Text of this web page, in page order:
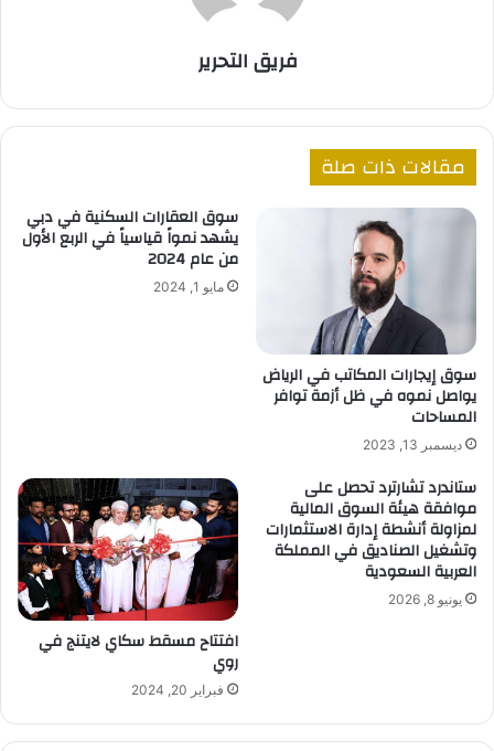
فريق التحرير
مقالات ذات صلة
سوق إيجارات المكاتب في الرياض
يواصل نموه في ظل أزمة توافر
المساحات
ديسمبر 13, 2023
سوق العقارات السكنية في دبي
يشهد نمواً قياسياً في الربع الأول
من عام 2024
مايو 1, 2024
ستاندرد تشارترد تحصل على
موافقة هيئة السوق المالية
لمزاولة أنشطة إدارة الاستثمارات
وتشغيل الصناديق في المملكة
العربية السعودية
يونيو 8, 2026
افتتاح مسقط سكاي لايتنج في
روي
فبراير 20, 2024